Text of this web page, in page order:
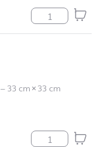
Relax metallic
–33 cm×33 cm
Relax mustard